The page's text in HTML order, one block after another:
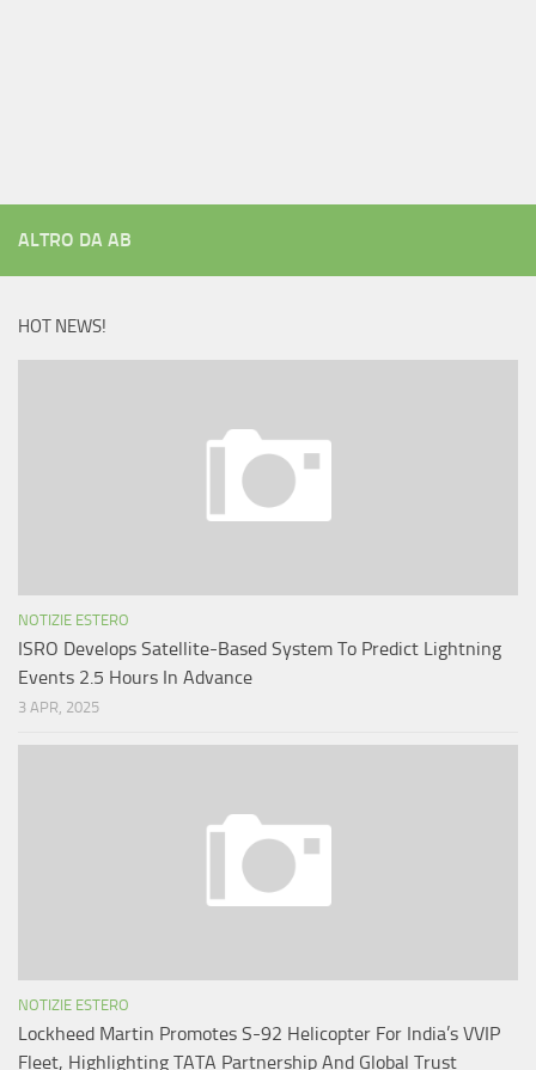
ALTRO DA AB
HOT NEWS!
NOTIZIE ESTERO
ISRO Develops Satellite-Based System To Predict Lightning
Events 2.5 Hours In Advance
3 APR, 2025
NOTIZIE ESTERO
Lockheed Martin Promotes S-92 Helicopter For India’s VVIP
Fleet, Highlighting TATA Partnership And Global Trust